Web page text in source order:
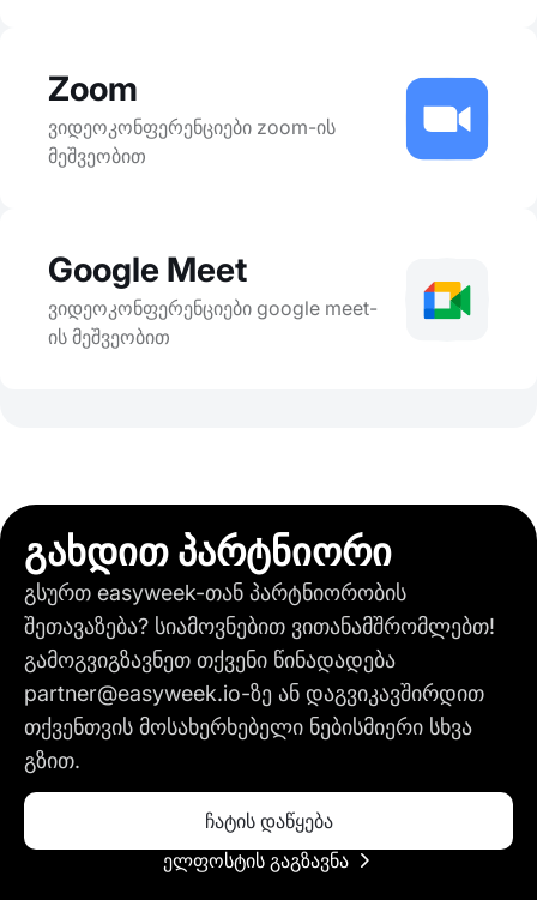
Zoom
ვიდეოკონფერენციები zoom-ის
მეშვეობით
Google Meet
ვიდეოკონფერენციები google meet-
ის მეშვეობით
გახდით პარტნიორი
გსურთ easyweek-თან პარტნიორობის
შეთავაზება? სიამოვნებით ვითანამშრომლებთ!
გამოგვიგზავნეთ თქვენი წინადადება
partner@easyweek.io-ზე ან დაგვიკავშირდით
თქვენთვის მოსახერხებელი ნებისმიერი სხვა
გზით.
ჩატის დაწყება
ელფოსტის გაგზავნა